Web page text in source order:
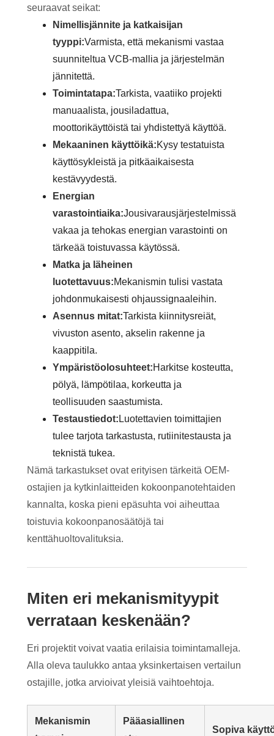
seuraavat seikat:
Nimellisjännite ja katkaisijan
tyyppi:Varmista, että mekanismi vastaa
suunniteltua VCB-mallia ja järjestelmän
jännitettä.
Toimintatapa:Tarkista, vaatiiko projekti
manuaalista, jousiladattua,
moottorikäyttöistä tai yhdistettyä käyttöä.
Mekaaninen käyttöikä:Kysy testatuista
käyttösykleistä ja pitkäaikaisesta
kestävyydestä.
Energian
varastointiaika:Jousivarausjärjestelmissä
vakaa ja tehokas energian varastointi on
tärkeää toistuvassa käytössä.
Matka ja läheinen
luotettavuus:Mekanismin tulisi vastata
johdonmukaisesti ohjaussignaaleihin.
Asennus mitat:Tarkista kiinnitysreiät,
vivuston asento, akselin rakenne ja
kaappitila.
Ympäristöolosuhteet:Harkitse kosteutta,
pölyä, lämpötilaa, korkeutta ja
teollisuuden saastumista.
Testaustiedot: Luotettavien toimittajien
tulee tarjota tarkastusta, rutiinitestausta ja
teknistä tukea.
Nämä tarkastukset ovat erityisen tärkeitä OEM-
ostajien ja kytkinlaitteiden kokoonpanotehtaiden
kannalta, koska pieni epäsuhta voi aiheuttaa
toistuvia kokoonpanosäätöjä tai
kenttähuoltovalituksia.
Miten eri mekanismityypit
verrataan keskenään?
Eri projektit voivat vaatia erilaisia ​​toimintamalleja.
Alla oleva taulukko antaa yksinkertaisen vertailun
ostajille, jotka arvioivat yleisiä vaihtoehtoja.
Mekanismin
Pääasiallinen
Sopiva